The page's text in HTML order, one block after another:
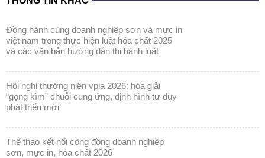
đồng hành cùng doanh nghiệp sơn và mực in
việt nam trong thực hiện luật hóa chất 2025
và các văn bản hướng dẫn thi hành luật
hội nghị thường niên vpia 2026: hóa giải
“gọng kìm” chuỗi cung ứng, định hình tư duy
phát triển mới
thể thao kết nối cộng đồng doanh nghiệp
sơn, mực in, hóa chất 2026